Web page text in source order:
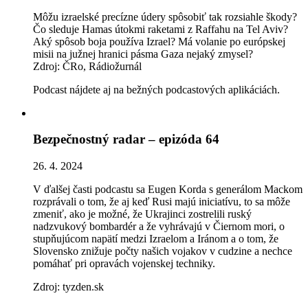
Môžu izraelské precízne údery spôsobiť tak rozsiahle škody?
Čo sleduje Hamas útokmi raketami z Raffahu na Tel Aviv?
Aký spôsob boja používa Izrael? Má volanie po európskej
misii na južnej hranici pásma Gaza nejaký zmysel?
Zdroj: ČRo, Rádiožurnál
Podcast nájdete aj na bežných podcastových aplikáciách.
Bezpečnostný radar – epizóda 64
26. 4. 2024
V ďalšej časti podcastu sa Eugen Korda s generálom Mackom
rozprávali o tom, že aj keď Rusi majú iniciatívu, to sa môže
zmeniť, ako je možné, že Ukrajinci zostrelili ruský
nadzvukový bombardér a že vyhrávajú v Čiernom mori, o
stupňujúcom napätí medzi Izraelom a Iránom a o tom, že
Slovensko znižuje počty našich vojakov v cudzine a nechce
pomáhať pri opravách vojenskej techniky.
Zdroj: tyzden.sk